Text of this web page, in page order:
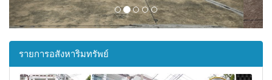
รายการอสังหาริมทรัพย์